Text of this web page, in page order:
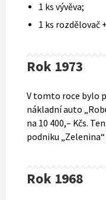
1 ks vývěva;
1 ks rozdělovač
Rok 1973
V tomto roce bylo
nákladní auto
na 10 400,– Kčs.
podniku
Rok 1968